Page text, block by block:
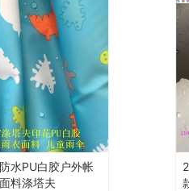
水PU白胶户外帐
料涤塔夫